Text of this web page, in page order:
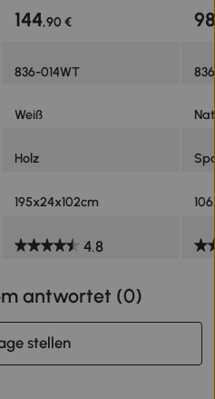
144,90 €
836-014WT
Weiß
Holz
195x24x102cm
4.8
antwortet (0)
stellen